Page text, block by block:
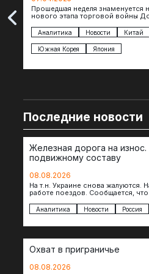
Прошедшая неделя знаменуется
нового этапа торговой войны
импорта из более 100 стран…
Аналитика Новости Китай
Южная Корея Япония
Последние новости
Железная дорога на
подвижному составу
08.08.2026
На т.н. Украине снова жалуются.
работе поездов. Сообщается,
Аналитика Новости Россия
Охват в приграничье
08.08.2026